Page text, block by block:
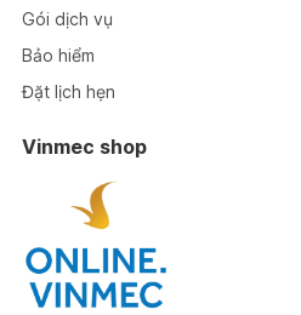
Gói dịch vụ
Bảo hiểm
Đặt lịch hẹn
Vinmec shop